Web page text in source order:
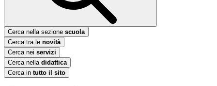
Cerca nella sezione scuola
Cerca tra le novità
Cerca nei servizi
Cerca nella didattica
Cerca in tutto il sito